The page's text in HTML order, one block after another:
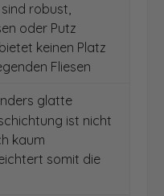
robust,
oder Putz
keinen Platz
Fliesen
glatte
ist nicht
kaum
somit die